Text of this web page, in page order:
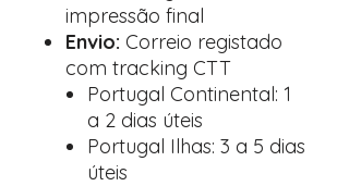
impressão final
Envio: Correio registado
com tracking CTT
Portugal Continental: 1
a 2 dias úteis
Portugal Ilhas: 3 a 5 dias
úteis